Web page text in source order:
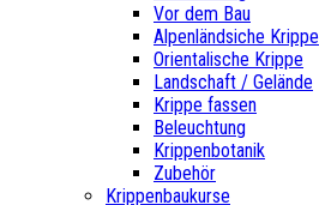
Vor dem Bau
Alpenländsiche Krippe
Orientalische Krippe
Landschaft / Gelände
Krippe fassen
Beleuchtung
Krippenbotanik
Zubehör
Krippenbaukurse